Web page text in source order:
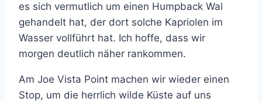
es sich vermutlich um einen Humpback Wal
gehandelt hat, der dort solche Kapriolen im
Wasser vollführt hat. Ich hoffe, dass wir
morgen deutlich näher rankommen.
Am Joe Vista Point machen wir wieder einen
Stop, um die herrlich wilde Küste auf uns